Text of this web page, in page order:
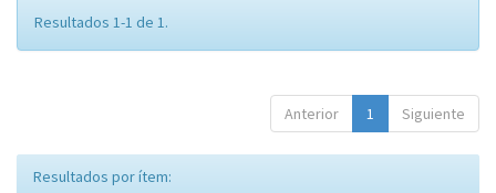
Resultados 1-1 de 1.
Anterior 1 Siguiente
Resultados por ítem: